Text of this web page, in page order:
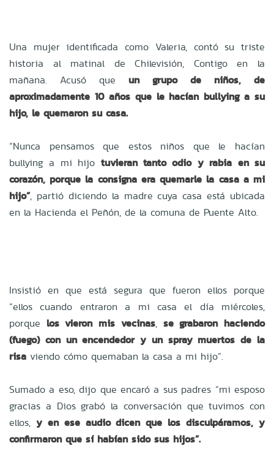
Una mujer identificada como Valeria, contó su triste
historia al matinal de Chilevisión, Contigo en la
mañana. Acusó que un grupo de niños, de
aproximadamente 10 años que le hacían bullying a su
hijo, le quemaron su casa.
“Nunca pensamos que estos niños que le hacían
bullying a mi hijo tuvieran tanto odio y rabia en su
corazón, porque la consigna era quemarle la casa a mi
hijo”, partió diciendo la madre cuya casa está ubicada
en la Hacienda el Peñón, de la comuna de Puente Alto.
Insistió en que está segura que fueron ellos porque
“ellos cuando entraron a mi casa el día miércoles,
porque los vieron mis vecinas, se grabaron haciendo
(fuego) con un encendedor y un spray muertos de la
risa viendo cómo quemaban la casa a mi hijo”.
Sumado a eso, dijo que encaró a sus padres “mi esposo
gracias a Dios grabó la conversación que tuvimos con
ellos, y en ese audio dicen que los disculpáramos, y
confirmaron que sí habían sido sus hijos”.